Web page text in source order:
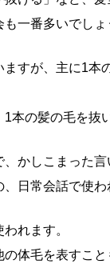
一番多いでしょ
すが、主に1本
本の髪の毛を抜
かしこまった言
日常会話で使わ
れます。
体毛を表すこと